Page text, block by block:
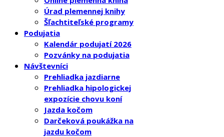
Úrad plemennej knihy
Šľachtiteľské programy
Podujatia
Kalendár podujatí 2026
Pozvánky na podujatia
Návštevníci
Prehliadka jazdiarne
Prehliadka hipologickej
expozície chovu koní
Jazda kočom
Darčeková poukážka na
jazdu kočom